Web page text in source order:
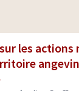
les actions